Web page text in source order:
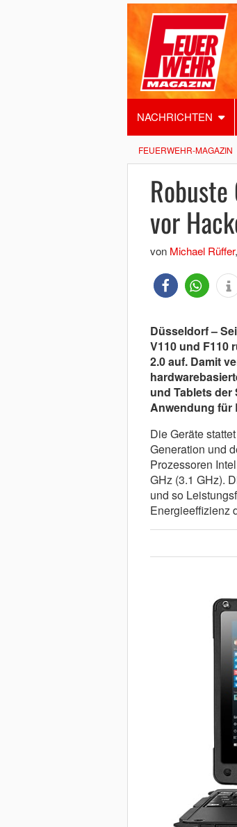
NACHRICHTEN
FEUERWEHR-MAGAZIN
vor
von Michael Rüffer,
Düsseldorf –
V110 und F110
2.0 auf. Damit
und Tablets der
Anwendung für
Die Geräte
Generation und
Prozessoren
GHz (3.1 GHz).
und so
Energieeffizienz